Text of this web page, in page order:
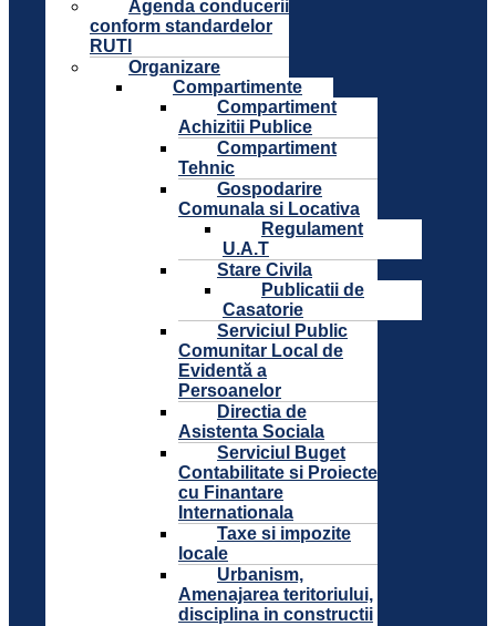
Agenda conducerii
conform standardelor
RUTI
Organizare
Compartimente
Compartiment
Achizitii Publice
Compartiment
Tehnic
Gospodarire
Comunala si Locativa
Regulament
U.A.T
Stare Civila
Publicatii de
Casatorie
Serviciul Public
Comunitar Local de
Evidentă a
Persoanelor
Directia de
Asistenta Sociala
Serviciul Buget
Contabilitate si Proiecte
cu Finantare
Internationala
Taxe si impozite
locale
Urbanism,
Amenajarea teritoriului,
disciplina in constructii